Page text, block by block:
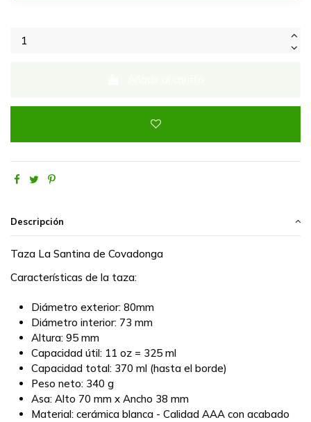
Descripción
Taza La Santina de Covadonga
Características de la taza:
Diámetro exterior: 80mm
Diámetro interior: 73 mm
Altura: 95 mm
Capacidad útil: 11 oz = 325 ml
Capacidad total: 370 ml (hasta el borde)
Peso neto: 340 g
Asa: Alto 70 mm x Ancho 38 mm
Material: cerámica blanca - Calidad AAA con acabado